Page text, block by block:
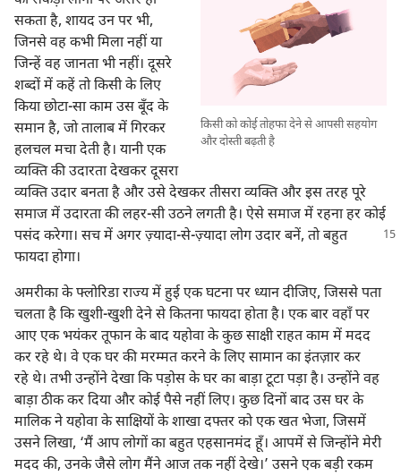
किसी को कोई तोहफा देने से आपसी सहयोग
और दोस्ती बढ़ती है
सकता है, शायद उन पर भी,
जिनसे वह कभी मिला नहीं या
जिन्हें वह जानता भी नहीं। दूसरे
शब्दों में कहें तो किसी के लिए
किया छोटा-सा काम उस बूँद के
समान है, जो तालाब में गिरकर
हलचल मचा देती है। यानी एक
व्यक्‍ति की उदारता देखकर दूसरा
व्यक्‍ति उदार बनता है और उसे देखकर तीसरा व्यक्‍ति और इस तरह पूरे
समाज में उदारता की लहर-सी उठने लगती है। ऐसे समाज में रहना हर कोई
पसंद करेगा। सच में अगरज़्यादा-से-ज़्यादा लोग उदार बनें, तो बहुत
फायदा होगा।
अमरीका के फ्लोरिडा राज्य में हुई एक घटना पर ध्यान दीजिए, जिससे पता
चलता है कि खुशी-खुशी देने से कितना फायदा होता है। एक बार वहाँ पर
आए एक भयंकर तूफान के बाद यहोवा के कुछ साक्षी राहत काम में मदद
कर रहे थे। वे एक घर की मरम्मत करने के लिए सामान का इंतज़ार कर
रहे थे। तभी उन्होंने देखा कि पड़ोस के घर का बाड़ा टूटा पड़ा है। उन्होंने वह
बाड़ा ठीक कर दिया और कोई पैसे नहीं लिए। कुछ दिनों बाद उस घर के
मालिक ने यहोवा के साक्षियों के शाखा दफ्तर को एक खत भेजा, जिसमें
उसने लिखा, ‘मैं आप लोगों का बहुत एहसानमंद हूँ। आपमें से जिन्होंने मेरी
मदद की, उनके जैसे लोग मैंने आज तक नहीं देखे।’ उसने एक बड़ी रकम